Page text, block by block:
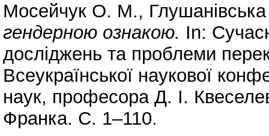
Мосейчук О. М.,
гендерною ознакою. In:
досліджень та проблеми
Всеукраїнської наукової
наук, професора Д. І.
Франка. С. 1–110.